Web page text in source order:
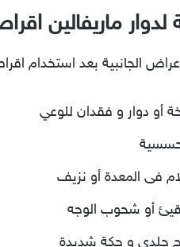
لدوار ماريفالين
الجانبية بعد استخدام
أو دوار و فقدان للوعي
فى المعدة أو نزيف
أو شحوب الوجه
جلدي و حكة شديدة